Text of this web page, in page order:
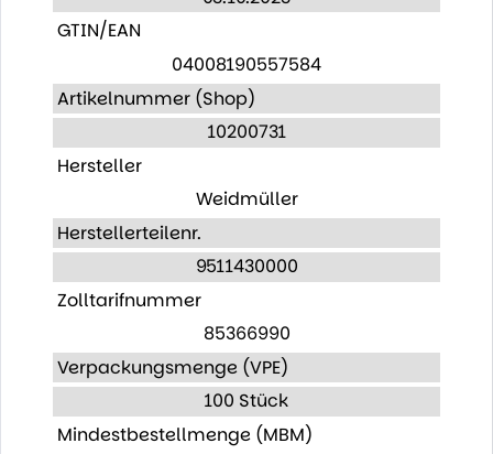
GTIN/EAN
04008190557584
Artikelnummer (Shop)
10200731
Hersteller
Weidmüller
Herstellerteilenr.
9511430000
Zolltarifnummer
85366990
Verpackungsmenge (VPE)
100 Stück
Mindestbestellmenge (MBM)